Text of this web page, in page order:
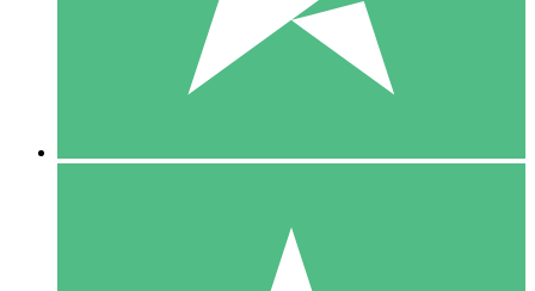
1000
10 Downloads
20 00